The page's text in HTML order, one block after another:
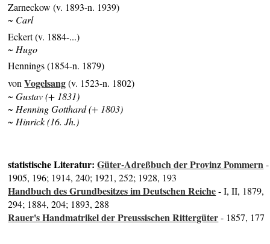
Zarneckow (v. 1893-n. 1939)
~ Carl
Eckert (v. 1884-...)
~ Hugo
Hennings (1854-n. 1879)
vonVogelsang(v. 1523-n. 1802)
~ Gustav (+ 1831)
~ Henning Gotthard (+ 1803)
~ Hinrick (16. Jh.)
statistische Literatur:Güter-Adreßbuch der Provinz Pommern-
1905, 196; 1914, 240; 1921, 252; 1928, 193
Handbuch des Grundbesitzes im Deutschen Reiche- I, II, 1879,
294; 1884, 204; 1893, 288
Rauer's Handmatrikel der Preussischen Rittergüter- 1857, 177